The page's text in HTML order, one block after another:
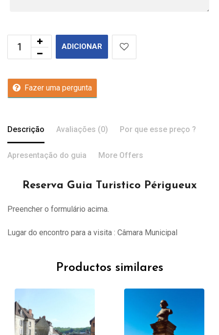
ADICIONAR
Fazer uma pergunta
Descrição Avaliações (0) Por que esse preço ?
Apresentação do guia More Offers
Reserva Guia Turistico Périgueux
Preencher o formulário acima.
Lugar do encontro para a visita : Câmara Municipal
Productos similares